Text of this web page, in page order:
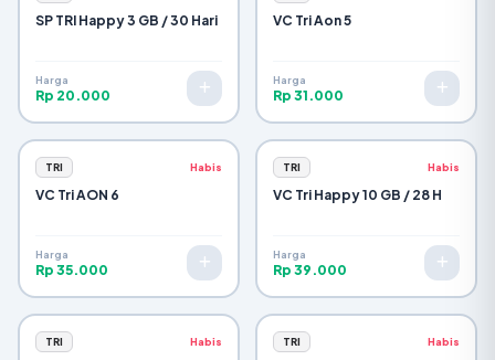
SP TRI Happy 3 GB / 30 Hari
Harga
Rp 20.000
VC Tri Aon 5
Harga
Rp 31.000
TRI Habis
VC Tri AON 6
Harga
Rp 35.000
TRI Habis
VC Tri Happy 10 GB / 28 H
Harga
Rp 39.000
TRI Habis TRI Habis